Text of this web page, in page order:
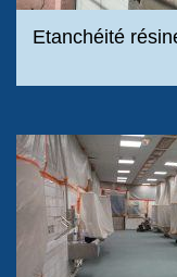
Etanchéité